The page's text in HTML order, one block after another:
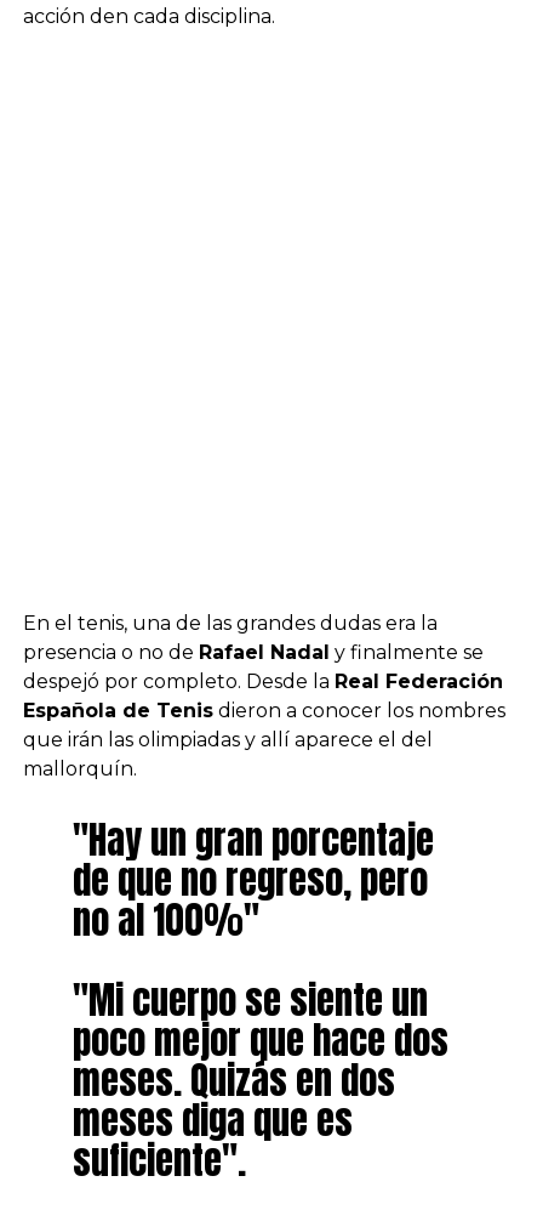
acción den cada disciplina.
En el tenis, una de las grandes dudas era la
presencia o no de Rafael Nadal y finalmente se
despejó por completo. Desde la Real Federación
Española de Tenisdieron a conocer los nombres
que irán las olimpiadas y allí aparece el del
mallorquín.
"Hay un gran porcentaje
de que no regreso, pero
no al 100%"
"Mi cuerpo se siente un
poco mejor que hace dos
meses. Quizás en dos
meses diga que es
suficiente".